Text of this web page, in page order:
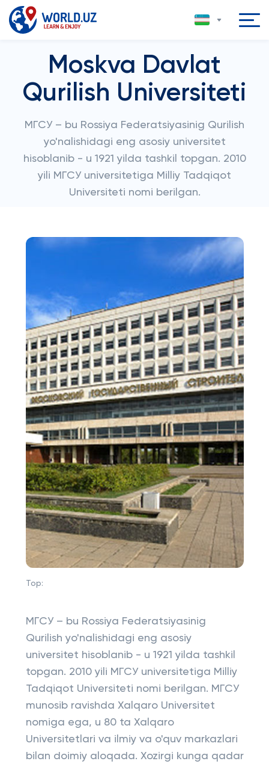
Moskva Davlat
Qurilish Universiteti
МГСУ – bu Rossiya Federatsiyasinig Qurilish
yo'nalishidagi eng asosiy universitet
hisoblanib - u 1921 yilda tashkil topgan. 2010
yili МГСУ universitetiga Milliy Tadqiqot
Universiteti nomi berilgan.
Top:
МГСУ – bu Rossiya Federatsiyasinig
Qurilish yo'nalishidagi eng asosiy
universitet hisoblanib - u 1921 yilda tashkil
topgan. 2010 yili МГСУ universitetiga Milliy
Tadqiqot Universiteti nomi berilgan. МГСУ
munosib ravishda Xalqaro Universitet
nomiga ega, u 80 ta Xalqaro
Universitetlari va ilmiy va o'quv markazlari
bilan doimiy aloqada. Xozirgi kunga qadar